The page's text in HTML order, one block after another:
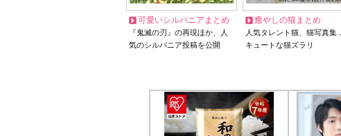
可愛いシルバニアまとめ
『鬼滅の刃』の再現ほか、人
気のシルバニア投稿を公開
癒やしの猫まとめ
人気タレント猫、猫写真集…
キュートな猫ズラリ